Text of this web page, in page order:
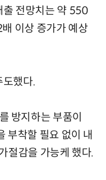
출 전망치는 약 550
이상 증가가 예상
도했다.
방지하는 부품이
부착할 필요 없이 내
절감을 가능케 했다.